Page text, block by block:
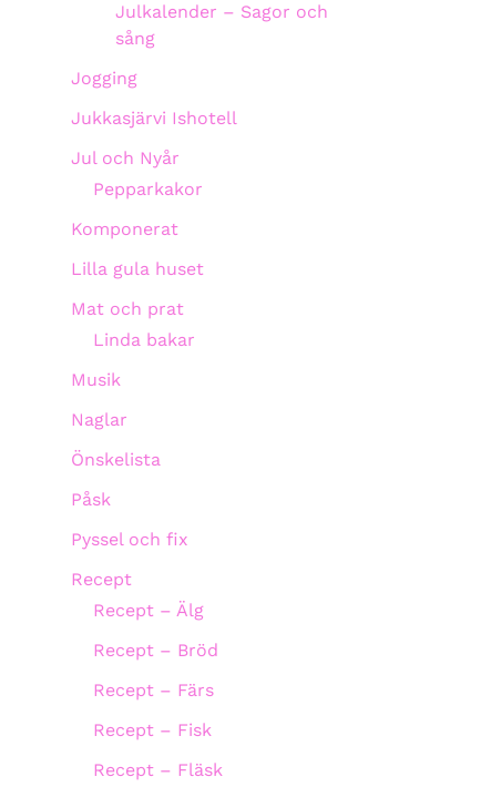
Julkalender – Sagor och
sång
Jogging
Jukkasjärvi Ishotell
Jul och Nyår
Pepparkakor
Komponerat
Lilla gula huset
Mat och prat
Linda bakar
Musik
Naglar
Önskelista
Påsk
Pyssel och fix
Recept
Recept – Älg
Recept – Bröd
Recept – Färs
Recept – Fisk
Recept – Fläsk